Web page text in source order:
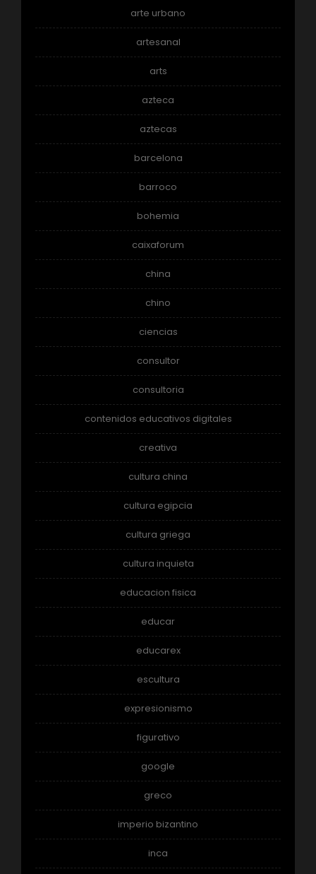
arte urbano
artesanal
arts
azteca
aztecas
barcelona
barroco
bohemia
caixaforum
china
chino
ciencias
consultor
consultoria
contenidos educativos digitales
creativa
cultura china
cultura egipcia
cultura griega
cultura inquieta
educacion fisica
educar
educarex
escultura
expresionismo
figurativo
google
greco
imperio bizantino
inca